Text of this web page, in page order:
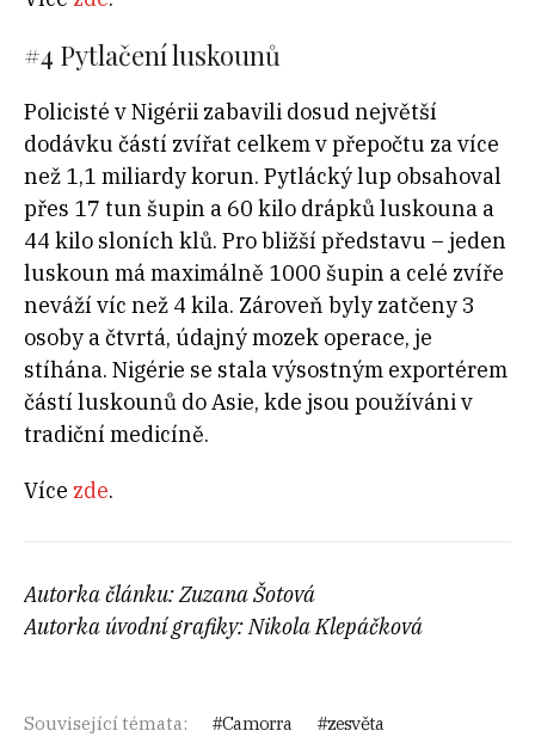
#4 Pytlačení luskounů
Policisté v Nigérii zabavili dosud největší
dodávku částí zvířat celkem v přepočtu za více
než 1,1 miliardy korun. Pytlácký lup obsahoval
přes 17 tun šupin a 60 kilo drápků luskouna a
44 kilo sloních klů. Pro bližší představu – jeden
luskoun má maximálně 1000 šupin a celé zvíře
neváží víc než 4 kila. Zároveň byly zatčeny 3
osoby a čtvrtá, údajný mozek operace, je
stíhána. Nigérie se stala výsostným exportérem
částí luskounů do Asie, kde jsou používáni v
tradiční medicíně.
Více zde.
Autorka článku: Zuzana Šotová
Autorka úvodní grafiky: Nikola Klepáčková
Související témata: Camorra zesvěta